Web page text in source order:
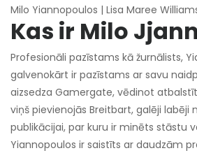
Milo Yiannopoulos | Lisa Maree
Kas ir Milo
Profesionāli pazīstams kā žurnālists,
galvenokārt ir pazīstams ar savu
aizsedza Gamergate, vēdinot
viņš pievienojās Breitbart, galēji labēji
publikācijai, par kuru ir minēts stāstu
Yiannopoulos ir saistīts ar daudzām